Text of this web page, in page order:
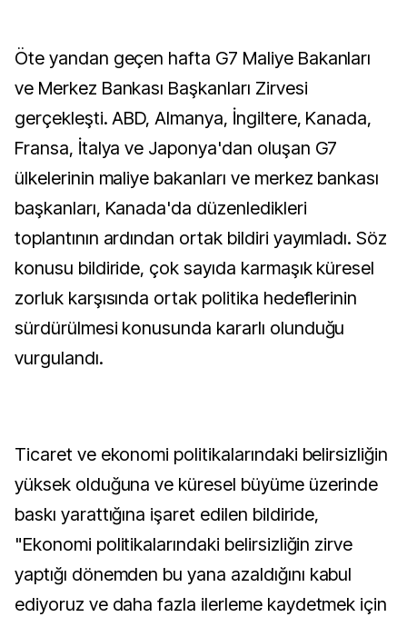
Öte yandan geçen hafta G7 Maliye Bakanları
ve Merkez Bankası Başkanları Zirvesi
gerçekleşti. ABD, Almanya, İngiltere, Kanada,
Fransa, İtalya ve Japonya'dan oluşan G7
ülkelerinin maliye bakanları ve merkez bankası
başkanları, Kanada'da düzenledikleri
toplantının ardından ortak bildiri yayımladı. Söz
konusu bildiride, çok sayıda karmaşık küresel
zorluk karşısında ortak politika hedeflerinin
sürdürülmesi konusunda kararlı olunduğu
vurgulandı.
Ticaret ve ekonomi politikalarındaki belirsizliğin
yüksek olduğuna ve küresel büyüme üzerinde
baskı yarattığına işaret edilen bildiride,
"Ekonomi politikalarındaki belirsizliğin zirve
yaptığı dönemden bu yana azaldığını kabul
ediyoruz ve daha fazla ilerleme kaydetmek için